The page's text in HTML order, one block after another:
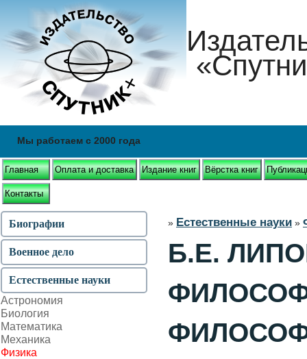
Мы работаем с 2000 года
Главная Оплата и доставка Издание книг Вёрстка книг
Контакты
» Естественные науки »
Б.Е.
Биографии
Военное дело
Естественные науки
Астрономия
Биология
Математика
Механика
Физика